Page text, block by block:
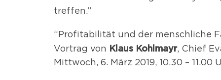
treffen.”
“Profitabilität und der menschliche
Vortrag von Klaus Kohlmayr, Chief
Mittwoch, 6. März 2019, 10.30 – 11.00